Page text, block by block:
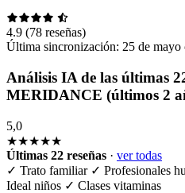
4.9 (78 reseñas)
Última sincronización: 25 de mayo
Análisis IA de las últimas
MERIDANCE (últimos 2
5,0
★★★★★
Últimas 22 reseñas · ver todas
✓ Trato familiar ✓ Profesionales
Ideal niños ✓ Clases vitaminas